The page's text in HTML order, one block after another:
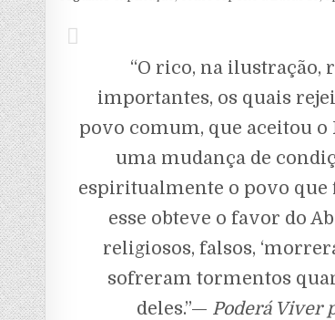
“O rico, na ilustração,
importantes, os quais
povo comum, que aceitou o
uma mudança de
espiritualmente o povo que
esse obteve o favor do
religiosos, falsos,
sofreram tormentos
deles.”— Poderá Viver